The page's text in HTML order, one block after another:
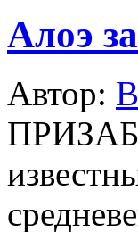
Алоэ
Автор: